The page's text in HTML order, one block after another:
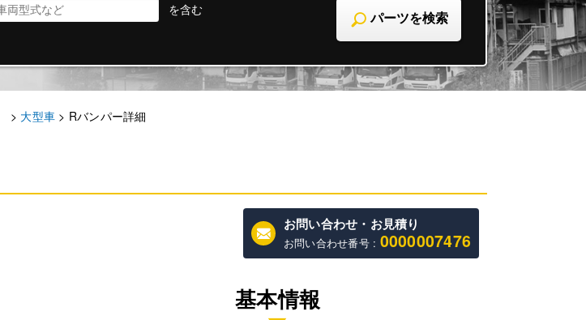
を含む
パーツを検索
> 大型車 > Rバンパー詳細
お問い合わせ・お見積り
お問い合わせ番号 : 0000007476
基本情報